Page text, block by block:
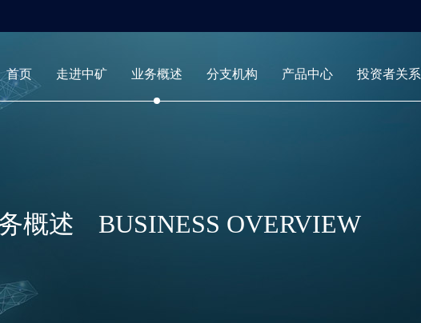
首页 走进中矿 业务概述 分支机构 产品中心 投资者关系
概述 BUSINESS OVERVIEW